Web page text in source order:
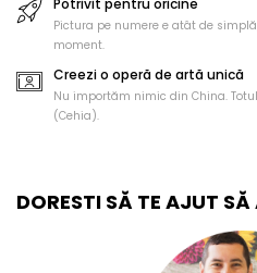
Pictura pe numere e atât de
moment.
Creezi o operă de artă unică
Nu importăm nimic din China.
(Cehia).
DORESTI SĂ TE AJUT SĂ